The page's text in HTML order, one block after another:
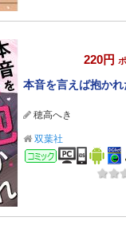
220円
本音を言えば抱か
穂高へき
双葉社
コミック